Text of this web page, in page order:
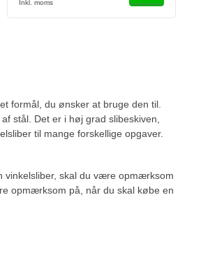
formål, du ønsker at bruge den til.
stål. Det er i høj grad slibeskiven,
til mange forskellige opgaver.
skal du være opmærksom
opmærksom på, når du skal købe en